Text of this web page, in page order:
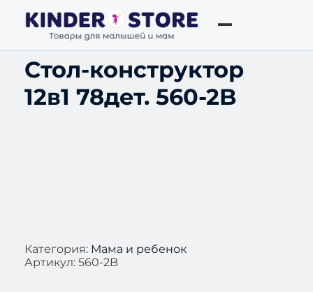
Стол-конструктор
12в1 78дет. 560-2B
Категория: Мама и ребенок
Артикул: 560-2B